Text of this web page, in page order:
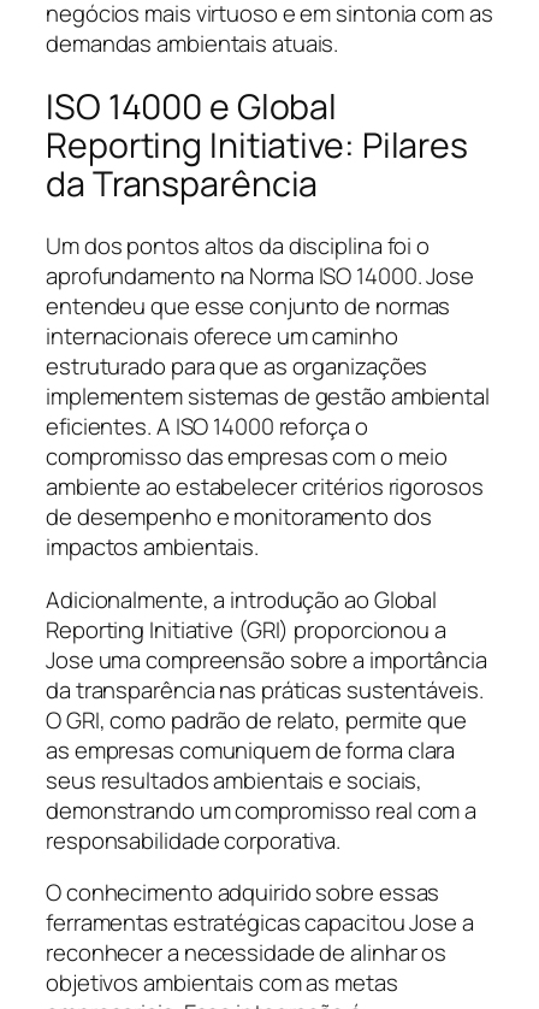
negócios mais virtuoso e em sintonia com as
demandas ambientais atuais.
ISO 14000 e Global
Reporting Initiative: Pilares
da Transparência
Um dos pontos altos da disciplina foi o
aprofundamento na Norma ISO 14000. Jose
entendeu que esse conjunto de normas
internacionais oferece um caminho
estruturado para que as organizações
implementem sistemas de gestão ambiental
eficientes. A ISO 14000 reforça o
compromisso das empresas com o meio
ambiente ao estabelecer critérios rigorosos
de desempenho e monitoramento dos
impactos ambientais.
Adicionalmente, a introdução ao Global
Reporting Initiative (GRI) proporcionou a
Jose uma compreensão sobre a importância
da transparência nas práticas sustentáveis.
O GRI, como padrão de relato, permite que
as empresas comuniquem de forma clara
seus resultados ambientais e sociais,
demonstrando um compromisso real com a
responsabilidade corporativa.
O conhecimento adquirido sobre essas
ferramentas estratégicas capacitou Jose a
reconhecer a necessidade de alinhar os
objetivos ambientais com as metas